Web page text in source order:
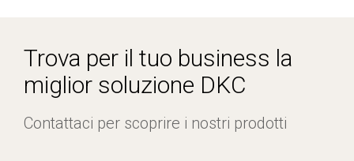
Trova per il tuo business la
miglior soluzione DKC
Contattaci per scoprire i nostri prodotti